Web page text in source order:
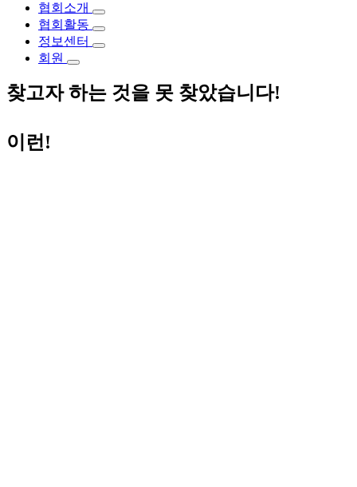
협회소개
협회활동
정보센터
회원
찾고자 하는 것을 못 찾았습니다!
이런!